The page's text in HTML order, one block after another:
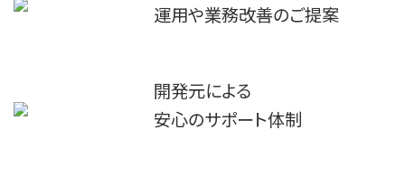
運用や業務改善のご提案
開発元による
安心のサポート体制